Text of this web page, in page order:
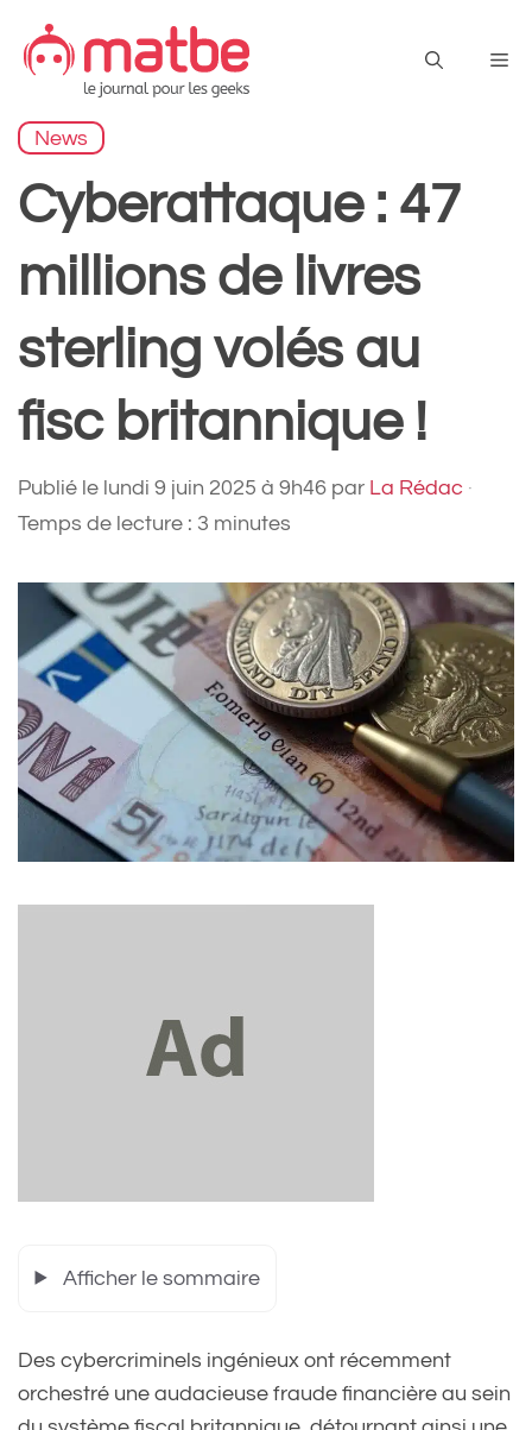
contenu
News
Cyberattaque : 47
millions de livres
sterling volés au
fisc britannique !
Publié le lundi 9 juin 2025 à 9h46 par La Rédac ·
Temps de lecture : 3 minutes
Afficher le sommaire
Des cybercriminels ingénieux ont récemment
orchestré une audacieuse fraude financière au sein